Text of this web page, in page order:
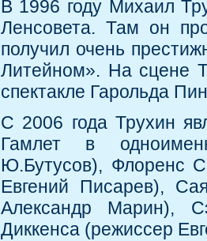
В 1996 году Михаил
Ленсовета. Там он
получил очень
Литейном». На сцене
спектакле Гарольда
С 2006 года Трухин
Гамлет в
Ю.Бутусов), Флоренс
Евгений Писарев),
Александр Марин),
Диккенса (режиссер